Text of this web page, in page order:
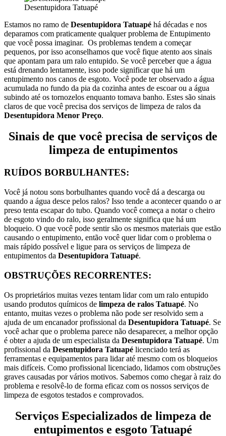
Desentupidora Tatuapé
Estamos no ramo de Desentupidora Tatuapé há décadas e nos
deparamos com praticamente qualquer problema de Entupimento
que você possa imaginar. Os problemas tendem a começar
pequenos, por isso aconselhamos que você fique atento aos sinais
que apontam para um ralo entupido. Se você perceber que a água
está drenando lentamente, isso pode significar que há um
entupimento nos canos de esgoto. Você pode ter observado a água
acumulada no fundo da pia da cozinha antes de escoar ou a água
subindo até os tornozelos enquanto tomava banho. Estes são sinais
claros de que você precisa dos serviços de limpeza de ralos da
Desentupidora Menor Preço.
Sinais de que você precisa de serviços de
limpeza de entupimentos
RUÍDOS BORBULHANTES:
Você já notou sons borbulhantes quando você dá a descarga ou
quando a água desce pelos ralos? Isso tende a acontecer quando o ar
preso tenta escapar do tubo. Quando você começa a notar o cheiro
de esgoto vindo do ralo, isso geralmente significa que há um
bloqueio. O que você pode sentir são os mesmos materiais que estão
causando o entupimento, então você quer lidar com o problema o
mais rápido possível e ligue para os serviços de limpeza de
entupimentos da Desentupidora Tatuapé.
OBSTRUÇÕES RECORRENTES:
Os proprietários muitas vezes tentam lidar com um ralo entupido
usando produtos químicos de limpeza de ralos Tatuapé. No
entanto, muitas vezes o problema não pode ser resolvido sem a
ajuda de um encanador profissional da Desentupidora Tatuapé. Se
você achar que o problema parece não desaparecer, a melhor opção
é obter a ajuda de um especialista da Desentupidora Tatuapé. Um
profissional da Desentupidora Tatuapé licenciado terá as
ferramentas e equipamentos para lidar até mesmo com os bloqueios
mais difíceis. Como profissional licenciado, lidamos com obstruções
graves causadas por vários motivos. Sabemos como chegar à raiz do
problema e resolvê-lo de forma eficaz com os nossos serviços de
limpeza de esgotos testados e comprovados.
Serviços Especializados de limpeza de
entupimentos e esgoto Tatuapé